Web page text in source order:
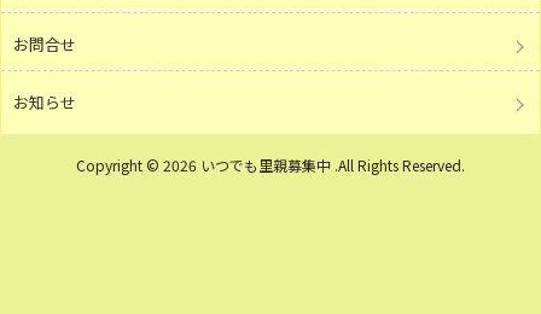
お問合せ
お知らせ
Copyright © 2026 いつでも里親募集中 .All Rights Reserved.